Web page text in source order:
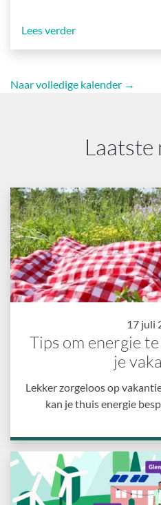
Lees verder
Naar volledige kalender →
Laatste
17 juli
Tips om energie
je
Lekker zorgeloos op
kan je thuis energie